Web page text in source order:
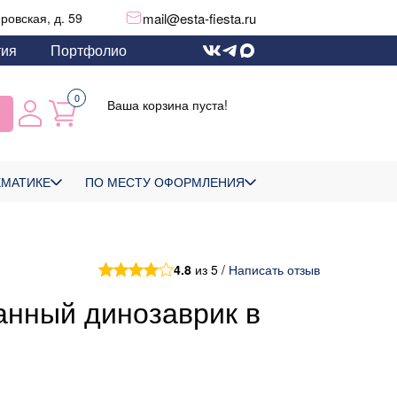
д. 59 mail@esta-fiesta.ru
Портфолио
0 Ваша корзина пуста!
ПО МЕСТУ ОФОРМЛЕНИЯ
4.8 из 5 / Написать отзыв
динозаврик в